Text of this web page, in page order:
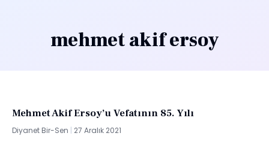
mehmet akif ersoy
Mehmet Akif Ersoy’u Vefatının 85. Yılı
Diyanet Bir-Sen 27 Aralık 2021